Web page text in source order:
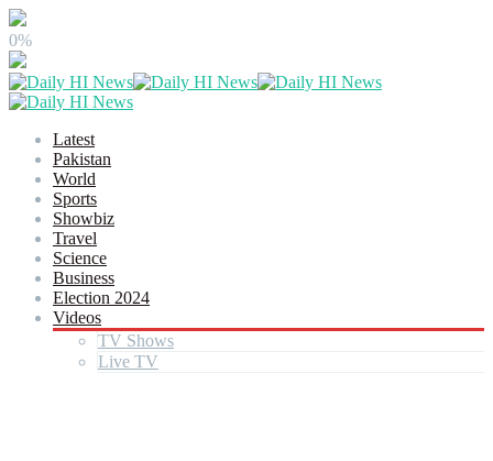
0%
Latest
Pakistan
World
Sports
Showbiz
Travel
Science
Business
Election 2024
Videos
TV Shows
Live TV